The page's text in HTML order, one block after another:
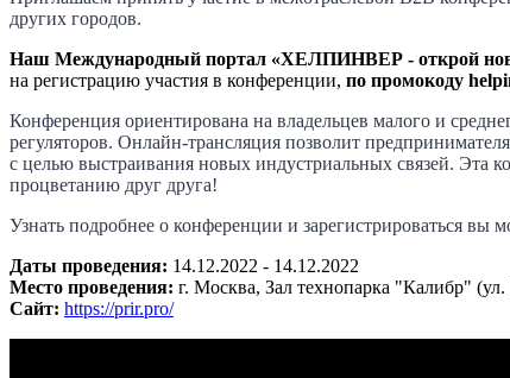
других городов.
Наш Международный портал «ХЕЛПИНВЕР - открой
на регистрацию участия в конференции, по промокоду
Конференция ориентирована на владельцев малого и
регуляторов. Онлайн-трансляция позволит
с целью выстраивания новых индустриальных связей. Эта
процветанию друг друга!
Узнать подробнее о конференции и зарегистрироваться вы
Даты проведения: 14.12.2022 - 14.12.2022
Место проведения: г. Москва, Зал технопарка "Калибр"
Сайт: https://prir.pro/